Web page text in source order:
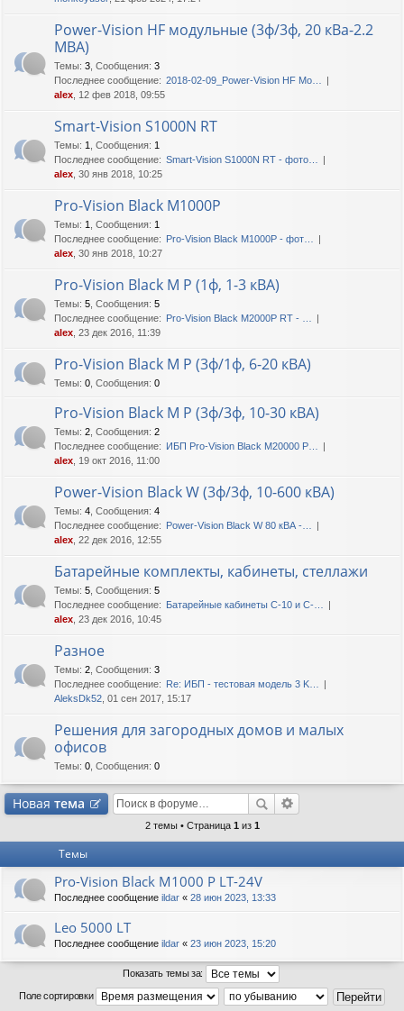
Power-Vision HF модульные (3ф/3ф, 20 кВа-2.2
МВА)
Темы: 3 Сообщения: 3
Последнее сообщение: 2018-02-09_Power-Vision HF Mo…
alex , 12 фев 2018, 09:55
Smart-Vision S1000N RT
Темы: 1 Сообщения: 1
Последнее сообщение: Smart-Vision S1000N RT - фото…
alex , 30 янв 2018, 10:25
Pro-Vision Black M1000P
Темы: 1 Сообщения: 1
Последнее сообщение: Pro-Vision Black M1000P - фот…
alex , 30 янв 2018, 10:27
Pro-Vision Black M P (1ф, 1-3 кВА)
Темы: 5 Сообщения: 5
Последнее сообщение: Pro-Vision Black M2000P RT - …
alex , 23 дек 2016, 11:39
Pro-Vision Black M P (3ф/1ф, 6-20 кВА)
Темы: 0 Сообщения: 0
Pro-Vision Black M P (3ф/3ф, 10-30 кВА)
Темы: 2 Сообщения: 2
Последнее сообщение: ИБП Pro-Vision Black M20000 P…
alex , 19 окт 2016, 11:00
Power-Vision Black W (3ф/3ф, 10-600 кВА)
Темы: 4 Сообщения: 4
Последнее сообщение: Power-Vision Black W 80 кВА -…
alex , 22 дек 2016, 12:55
Батарейные комплекты, кабинеты, стеллажи
Темы: 5 Сообщения: 5
Последнее сообщение: Батарейные кабинеты C-10 и C-…
alex , 23 дек 2016, 10:45
Разное
Темы: 2 Сообщения: 3
Последнее сообщение: Re: ИБП - тестовая модель 3 K…
AleksDk52 , 01 сен 2017, 15:17
Решения для загородных домов и малых
офисов
Темы: 0 Сообщения: 0
Новая тема
2 темы • Страница 1 из 1
Темы
Pro-Vision Black M1000 P LT-24V
Последнее сообщение ildar « 28 июн 2023, 13:33
Leo 5000 LT
Последнее сообщение ildar « 23 июн 2023, 15:20
Показать темы за:
Поле сортировки